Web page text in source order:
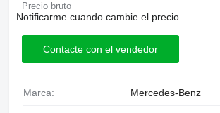
Precio bruto
Notificarme cuando cambie el precio
Contacte con el vendedor
Marca: Mercedes-Benz